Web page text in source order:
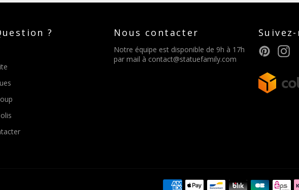
? Nous contacter
Notre équipe est disponible de 9h à 17h
par mail à contact@statuefamily.com